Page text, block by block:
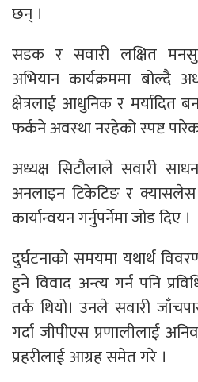
छन् ।
सडक र सवारी लक्षित
अभियान कार्यक्रममा बोल्दै
क्षेत्रलाई आधुनिक र मर्यादित
फर्कने अवस्था नरहेको स्पष्ट
अध्यक्ष सिटौलाले सवारी
अनलाइन टिकेटिङ र क्यासलेस
कार्यान्वयन गर्नुपर्नेमा जोड दिए ।
दुर्घटनाको समयमा यथार्थ
हुने विवाद अन्त्य गर्न पनि
तर्क थियो। उनले सवारी
गर्दा जीपीएस प्रणालीलाई
प्रहरीलाई आग्रह समेत गरे ।